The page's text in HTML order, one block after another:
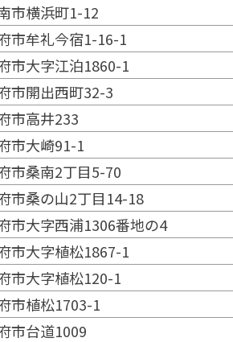
市横浜町1-12
市牟礼今宿1-16-1
市大字江泊1860-1
市開出西町32-3
市高井233
市大崎91-1
市桑南2丁目5-70
市桑の山2丁目14-18
市大字西浦1306番地の4
市大字植松1867-1
市大字植松120-1
市植松1703-1
市台道1009